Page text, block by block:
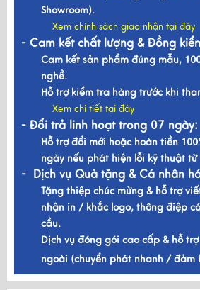
Showroom).
Xem chính sách giao nhận tại đây
- Cam kết chất lượng & Đồng
Cam kết sản phẩm đúng mẫu,
nghề.
Hỗ trợ kiểm tra hàng trước khi
Xem chi tiết tại đây
- Đổi trả linh hoạt trong 07 ngày:
Hỗ trợ đổi mới hoặc hoàn tiền
ngày nếu phát hiện lỗi kỹ thuật từ
- Dịch vụ Quà tặng & Cá nhân
Tặng thiệp chúc mừng & hỗ trợ
nhận in / khắc logo, thông điệp
cầu.
Dịch vụ đóng gói cao cấp & hỗ
ngoài (chuyển phát nhanh / đảm